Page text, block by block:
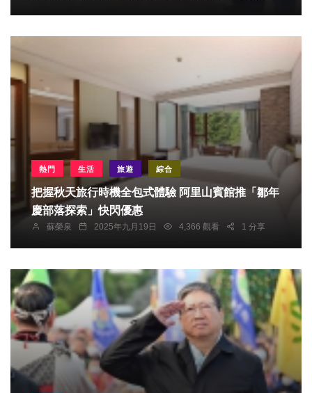
熱門 生活 旅遊 綜合
把握秋天旅行時機全包式體驗 阿里山賓館推「鄒年
慶部落探索」快閃優惠
蘇榮泉 2025年九月19日 4,366 觀看 1 分享